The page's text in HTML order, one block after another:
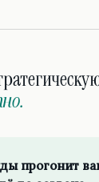
прогонит